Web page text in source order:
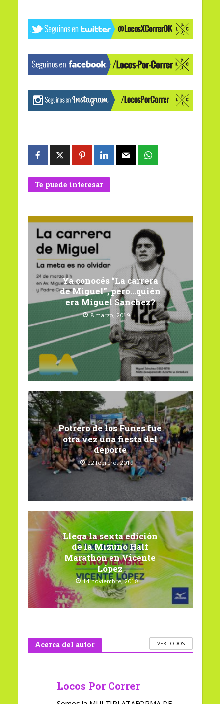
Te puede interesar
Ya conocés “La carrera
de Miguel”, pero…quién
era Miguel Sanchez?
8 marzo, 2019
Potrero de los Funes fue
otra vez una fiesta del
deporte
22 febrero, 2019
Llega la sexta edición
de la Mizuno Half
Marathon en Vicente
López
14 noviembre, 2018
Acerca del autor VER TODOS
Locos Por Correr